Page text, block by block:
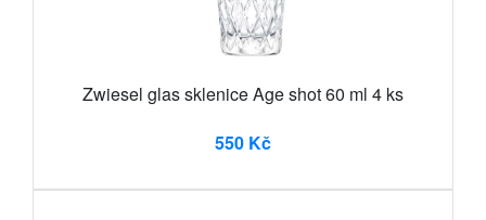
Zwiesel glas sklenice Age shot 60 ml 4 ks
550 Kč